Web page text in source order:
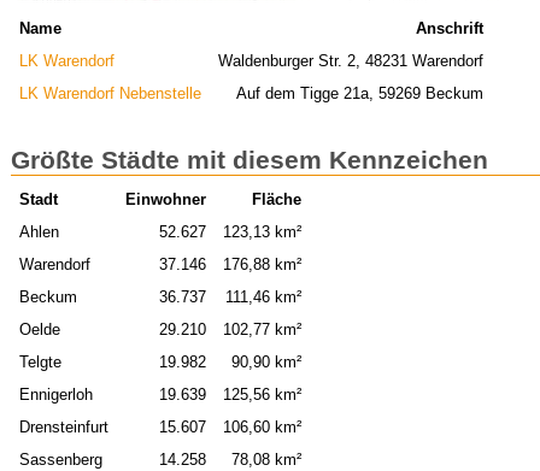
Name
Anschrift
LK Warendorf
Waldenburger Str. 2, 48231 Warendorf
LK Warendorf Nebenstelle
Auf dem Tigge 21a, 59269 Beckum
Größte Städte mit diesem Kennzeichen
Stadt Einwohner
Fläche
Ahlen
52.627
123,13 km²
Warendorf
37.146
176,88 km²
Beckum
36.737
111,46 km²
Oelde
29.210
102,77 km²
Telgte
19.982
90,90 km²
Ennigerloh
19.639
125,56 km²
Drensteinfurt
15.607
106,60 km²
Sassenberg
14.258
78,08 km²